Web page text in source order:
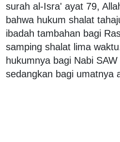
surah al-Isra' ayat 79,
bahwa hukum shalat
ibadah tambahan bagi
samping shalat lima
hukumnya bagi Nabi
sedangkan bagi umatnya